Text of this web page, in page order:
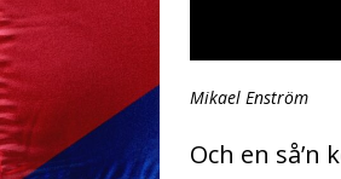
Mikael Enström
Och en